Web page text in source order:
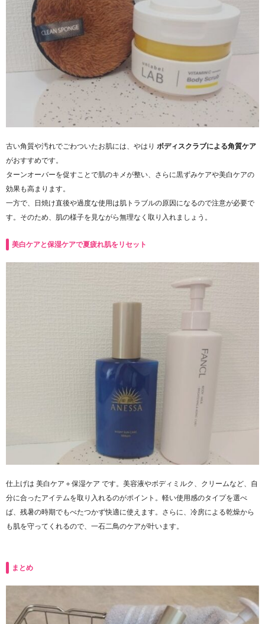
古い角質や汚れでごわついたお肌には、やはり ボディスクラブによる角質ケア
がおすすめです。
ターンオーバーを促すことで肌のキメが整い、さらに黒ずみケアや美白ケアの
効果も高まります。
一方で、日焼け直後や過度な使用は肌トラブルの原因になるので注意が必要で
す。そのため、肌の様子を見ながら無理なく取り入れましょう。
美白ケアと保湿ケアで夏疲れ肌をリセット
仕上げは 美白ケア＋保湿ケア です。美容液やボディミルク、クリームなど、自
分に合ったアイテムを取り入れるのがポイント。軽い使用感のタイプを選べ
ば、残暑の時期でもべたつかず快適に使えます。さらに、冷房による乾燥から
も肌を守ってくれるので、一石二鳥のケアが叶います。
まとめ